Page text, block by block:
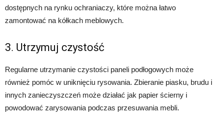
dostępnych na rynku ochraniaczy, które można łatwo
zamontować na kółkach meblowych.
3. Utrzymuj czystość
Regularne utrzymanie czystości paneli podłogowych może
również pomóc w uniknięciu rysowania. Zbieranie piasku, brudu i
innych zanieczyszczeń może działać jak papier ścierny i
powodować zarysowania podczas przesuwania mebli.